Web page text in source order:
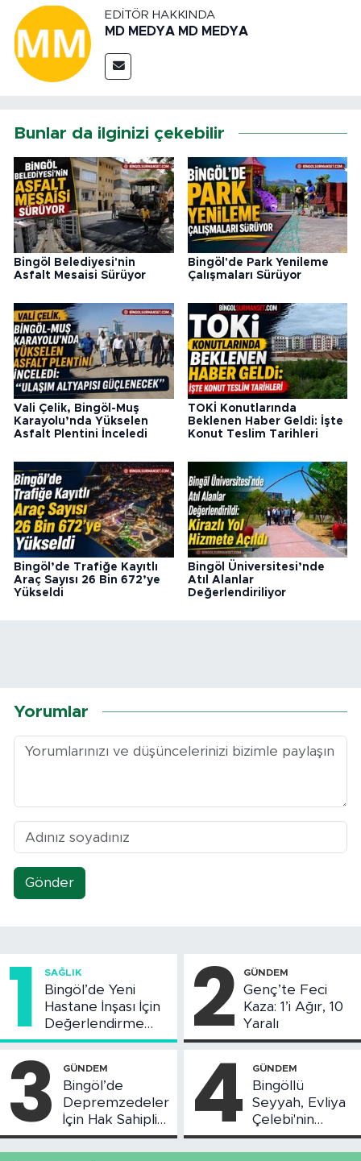
EDITÖR HAKKINDA
MD MEDYA MD MEDYA
Bunlar da ilginizi çekebilir
Bingöl Belediyesi'nin
Asfalt Mesaisi Sürüyor
Bingöl'de Park Yenileme
Çalışmaları Sürüyor
Vali Çelik, Bingöl-Muş
Karayolu’nda Yükselen
Asfalt Plentini İnceledi
TOKİ Konutlarında
Beklenen Haber Geldi: İşte
Konut Teslim Tarihleri
Bingöl’de Trafiğe Kayıtlı
Araç Sayısı 26 Bin 672’ye
Yükseldi
Bingöl Üniversitesi’nde
Atıl Alanlar
Değerlendiriliyor
Yorumlar
Gönder
1 SAĞLIK
Bingöl’de Yeni
Hastane İnşası İçin
Değerlendirme
Toplantısı Yapıldı
2 GÜNDEM
Genç’te Feci
Kaza: 1’i Ağır, 10
Yaralı
3 GÜNDEM
Bingöl’de
Depremzedeler
İçin Hak Sahipliği
Askı Süreci
Başladı
4 GÜNDEM
Bingöllü
Seyyah, Evliya
Çelebi'nin
Bahsettiği
Bingöl'deki O